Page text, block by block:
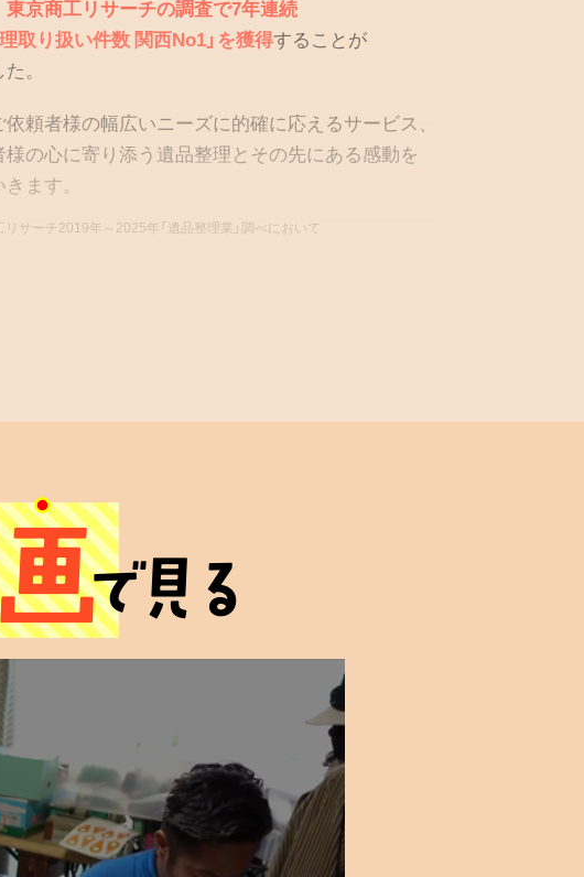
東京商工リサーチの調査で7年連続
取り扱い件数 関西No1」を獲得することが
。
頼者様の幅広いニーズに的確に応えるサービス、
様の心に寄り添う遺品整理とその先にある感動を
ます。
サーチ2019年～2025年「遺品整理業」調べにおいて
品をその場で
で見る